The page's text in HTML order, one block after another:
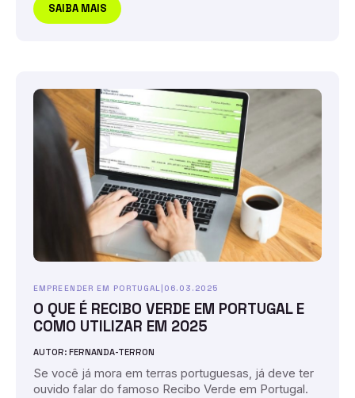
SAIBA MAIS
EMPREENDER EM PORTUGAL| 06.03.2025
O QUE É RECIBO VERDE EM PORTUGAL E
COMO UTILIZAR EM 2025
AUTOR: FERNANDA-TERRON
Se você já mora em terras portuguesas, já deve ter
ouvido falar do famoso Recibo Verde em Portugal.